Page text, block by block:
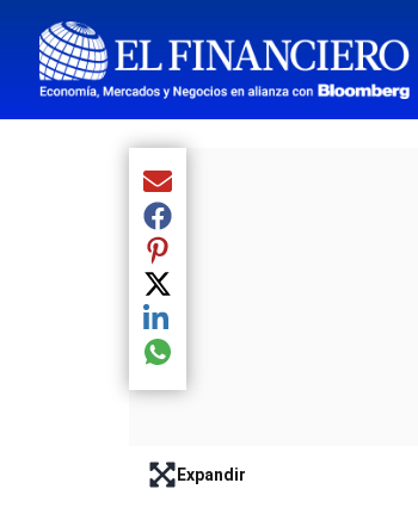
lead-art-block.fullscreen-enter
Expandir
Compartir el artículo actual
Compartir el artículo actual
Compartir el artículo actual
Compartir el artículo actual
Compartir el artículo actual
Compartir el artículo actual